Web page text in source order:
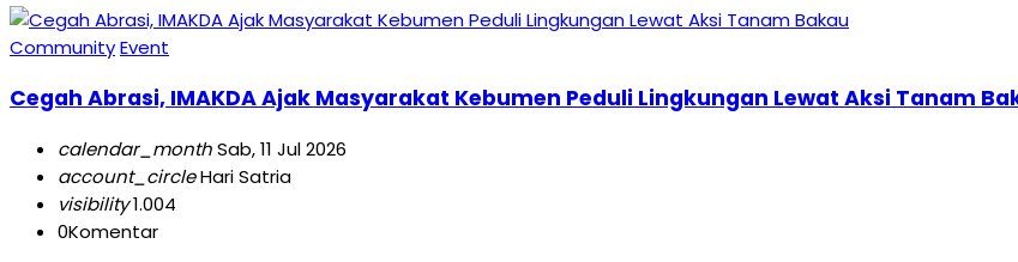
CommunityEvent
Cegah Abrasi, IMAKDA Ajak Masyarakat Kebumen Peduli Lingkungan Lewat Aksi Tanam
calendar_monthSab, 11 Jul 2026
account_circleHari Satria
visibility1.004
0Komentar